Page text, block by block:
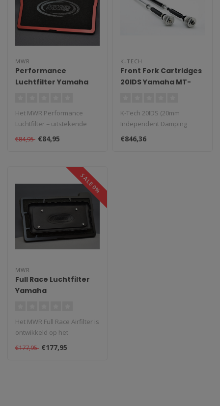
MWR
Performance
Luchtfilter Yamaha
Het MWR Performance
Luchtfilter = uitstekende
prestaties en max.
bescherming. Ge..
€84,95 €84,95
K-TECH
Front Fork Cartridges
20IDS Yamaha MT-
K-Tech 20IDS (20mm
Independent Damping
System) voorvorkpatronen
zijn een complee..
€846,36
SALE 0%
MWR
Full Race Luchtfilter
Yamaha
Het MWR Full Race Airfilter is
ontwikkeld op het
circuit, niet op de dyno
maar..
€177,95 €177,95